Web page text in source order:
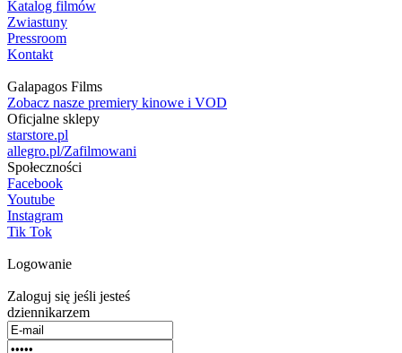
Katalog filmów
Zwiastuny
Pressroom
Kontakt
Galapagos Films
Zobacz nasze premiery kinowe i VOD
Oficjalne sklepy
starstore.pl
allegro.pl/Zafilmowani
Społeczności
Facebook
Youtube
Instagram
Tik Tok
Logowanie
Zaloguj się jeśli jesteś
dziennikarzem